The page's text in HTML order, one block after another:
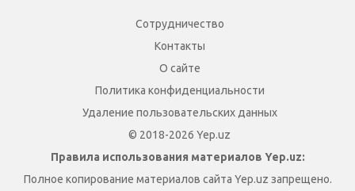
Сотрудничество
Контакты
О сайте
Политика конфиденциальности
Удаление пользовательских данных
© 2018-2026 Yep.uz
Правила использования материалов Yep.uz:
Полное копирование материалов сайта Yep.uz запрещено.